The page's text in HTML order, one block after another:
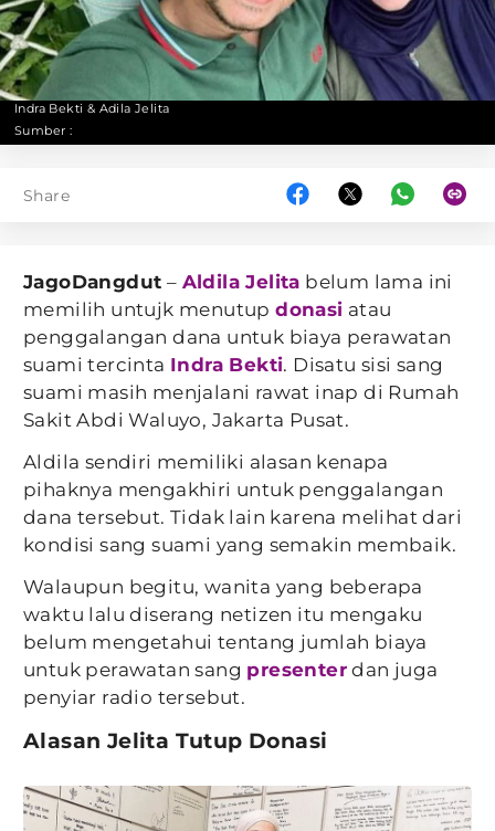
Indra Bekti & Adila Jelita
Sumber :
Share
JagoDangdut – Aldila Jelita belum lama ini
memilih untujk menutupdonasi atau
penggalangan dana untuk biaya perawatan
suami tercinta Indra Bekti. Disatu sisi sang
suami masih menjalani rawat inap di Rumah
Sakit Abdi Waluyo, Jakarta Pusat.
Aldila sendiri memiliki alasan kenapa
pihaknya mengakhiri untuk penggalangan
dana tersebut. Tidak lain karena melihat dari
kondisi sang suami yang semakin membaik.
Walaupun begitu, wanita yang beberapa
waktu lalu diserang netizen itu mengaku
belum mengetahui tentang jumlah biaya
untuk perawatan sang presenter dan juga
penyiar radio tersebut.
Alasan Jelita Tutup Donasi